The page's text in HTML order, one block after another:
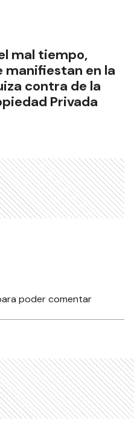
mal tiempo,
manifiestan en la
contra de la
Privada
poder comentar